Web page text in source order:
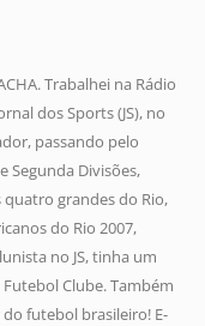
Trabalhei na Rádio
dos Sports (JS), no
passando pelo
Segunda Divisões,
grandes do Rio,
do Rio 2007,
no JS, tinha um
Clube. Também
futebol brasileiro! E-